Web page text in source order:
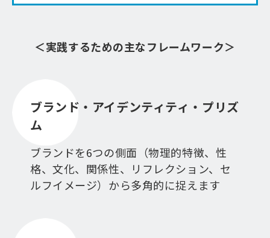
＜実践するための主なフレームワーク＞
ブランド・アイデンティティ・プリズ
ム
ブランドを6つの側面（物理的特徴、性
格、文化、関係性、リフレクション、セ
ルフイメージ）から多角的に捉えます